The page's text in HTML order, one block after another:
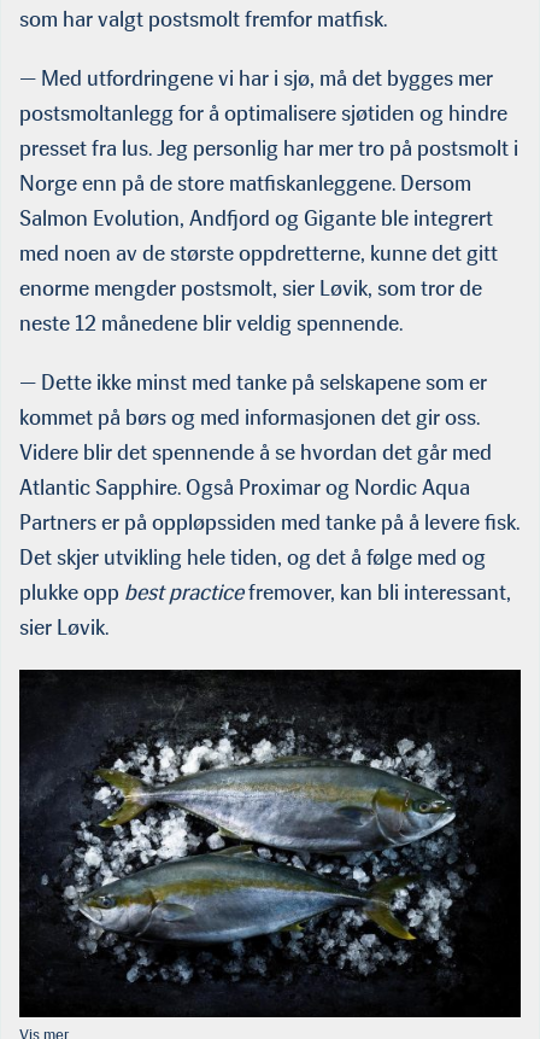
som har valgt postsmolt fremfor matfisk.
— Med utfordringene vi har i sjø, må det bygges mer
postsmoltanlegg for å optimalisere sjøtiden og hindre
presset fra lus. Jeg personlig har mer tro på postsmolt i
Norge enn på de store matfiskanleggene. Dersom
Salmon Evolution, Andfjord og Gigante ble integrert
med noen av de største oppdretterne, kunne det gitt
enorme mengder postsmolt, sier Løvik, som tror de
neste 12 månedene blir veldig spennende.
— Dette ikke minst med tanke på selskapene som er
kommet på børs og med informasjonen det gir oss.
Videre blir det spennende å se hvordan det går med
Atlantic Sapphire. Også Proximar og Nordic Aqua
Partners er på oppløpssiden med tanke på å levere fisk.
Det skjer utvikling hele tiden, og det å følge med og
plukke opp best practicefremover, kan bli interessant,
sier Løvik.